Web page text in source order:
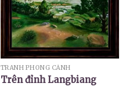
TRANH PHONG CẢNH
Trên đỉnh Langbiang